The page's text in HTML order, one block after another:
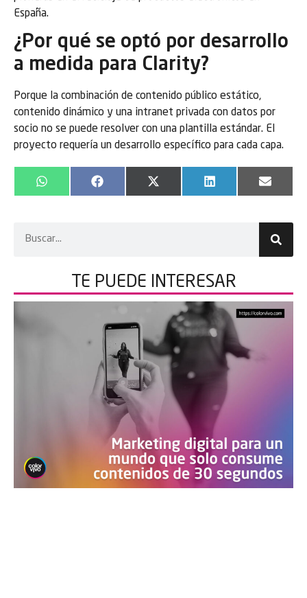
España.
¿Por qué se optó por desarrollo
a medida para Clarity?
Porque la combinación de contenido público estático,
contenido dinámico y una intranet privada con datos por
socio no se puede resolver con una plantilla estándar. El
proyecto requería un desarrollo específico para cada capa.
WhatsApp Facebook
X
(Twitter)
LinkedIn Email
TE PUEDE INTERESAR